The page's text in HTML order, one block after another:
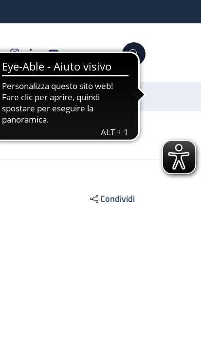
FacebookInstagram
LinkedinYouTube Cerca
Sostienici
Condividi